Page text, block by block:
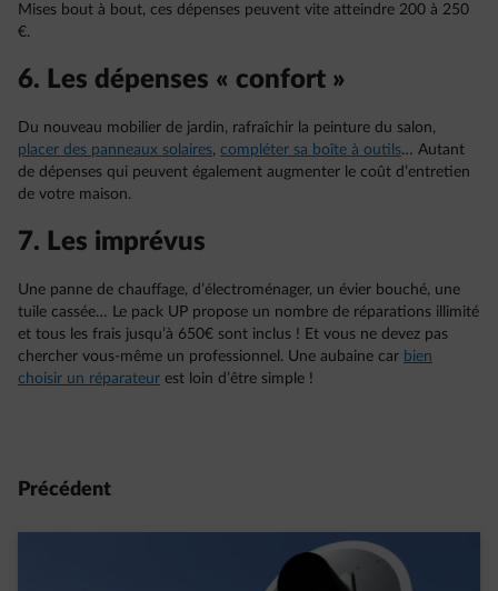
Mises bout à bout, ces dépenses peuvent vite atteindre 200 à 250
€.
6. Les dépenses « confort »
Du nouveau mobilier de jardin, rafraîchir la peinture du salon,
placer des panneaux solaires, compléter sa boîte à outils… Autant
de dépenses qui peuvent également augmenter le coût d’entretien
de votre maison.
7. Les imprévus
Une panne de chauffage, d’électroménager, un évier bouché, une
tuile cassée… Le pack UP propose un nombre de réparations illimité
et tous les frais jusqu’à 650€ sont inclus ! Et vous ne devez pas
chercher vous-même un professionnel. Une aubaine car bien
choisir un réparateur est loin d’être simple !
Précédent